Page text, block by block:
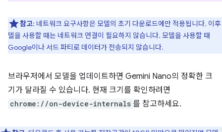
참고: 네트워크 요구사항은 모델의 초기 다운로드에만 적용됩니다. 이
델을 사용할 때는 네트워크 연결이 필요하지 않습니다. 모델을 사용할 때
Google이나 서드 파티로 데이터가 전송되지 않습니다.
브라우저에서 모델을 업데이트하면 Gemini Nano의 정확한 크
기가 달라질 수 있습니다. 현재 크기를 확인하려면
chrome://on-device-internals 를 참고하세요.